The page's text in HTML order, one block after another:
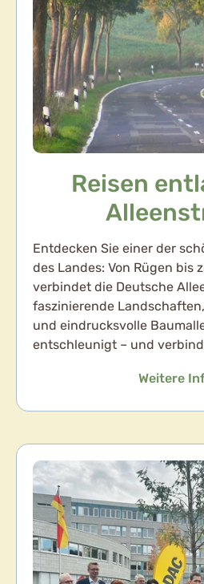
Reisen
Entdecken Sie einer der
des Landes: Von Rügen bis
verbindet die Deutsche
faszinierende
und eindrucksvolle
entschleunigt – und
Weitere